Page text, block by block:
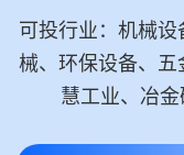
可投行业：机械
械、环保设备、
慧工业、冶